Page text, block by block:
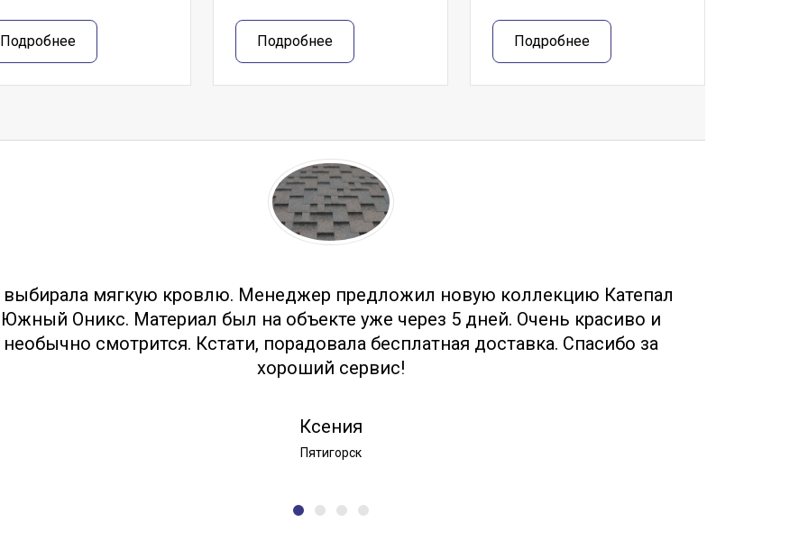
Подробнее Подробнее Подробнее
мягкую кровлю. Менеджер предложил новую коллекцию Катепал
Южный Оникс. Материал был на объекте уже через 5 дней. Очень красиво и
необычно смотрится. Кстати, порадовала бесплатная доставка. Спасибо за
хороший сервис!
Ксения
Пятигорск